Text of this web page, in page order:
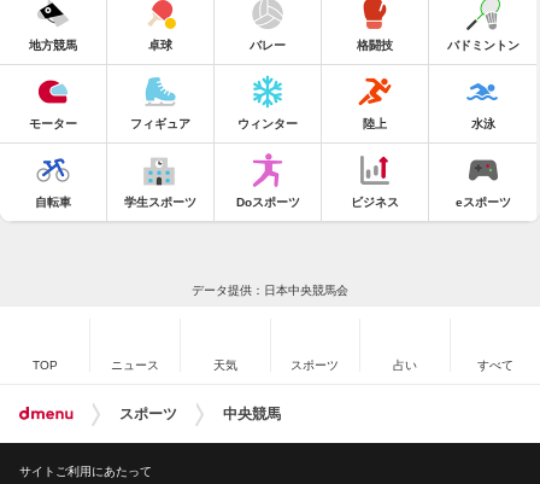
地方競馬 卓球 バレー 格闘技 バドミントン
モーター フィギュア ウィンター 陸上 水泳
自転車 学生スポーツ Doスポーツ ビジネス eスポーツ
データ提供：日本中央競馬会
TOP ニュース 天気 スポーツ 占い すべて
スポーツ 中央競馬
サイトご利用にあたって